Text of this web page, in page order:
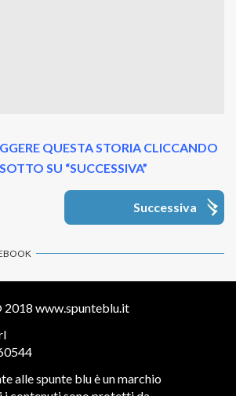
QUESTA STORIA CLICCANDO
SU “SUCCESSIVA”
Successiva
2018 www.spunteblu.it
alle spunte blu è un marchio